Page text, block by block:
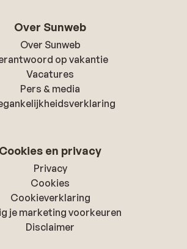
Over Sunweb
Over Sunweb
op vakantie
Vacatures
Pers & media
Cookies en privacy
Privacy
Cookies
Cookieverklaring
je marketing voorkeuren
Disclaimer